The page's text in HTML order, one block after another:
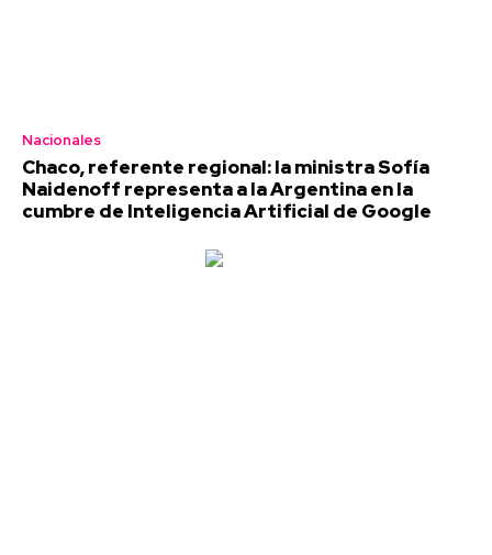
Nacionales
Chaco, referente regional: la ministra Sofía
Naidenoff representa a la Argentina en la
cumbre de Inteligencia Artificial de Google